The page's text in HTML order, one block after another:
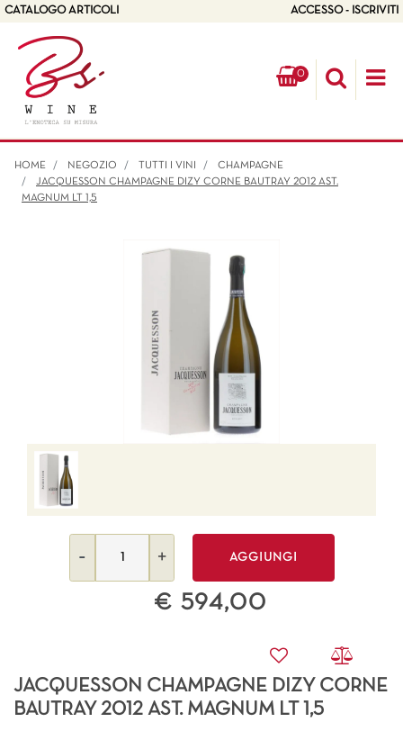
CATALOGO ARTICOLI ACCESSO - ISCRIVITI
0
HOME NEGOZIO TUTTI I VINI
CHAMPAGNE
JACQUESSON CHAMPAGNE DIZY CORNE BAUTRAY 2012 AST.
MAGNUM LT 1,5
AGGIUNGI
€ 594,00
JACQUESSON CHAMPAGNE DIZY CORNE
BAUTRAY 2012 AST. MAGNUM LT 1,5